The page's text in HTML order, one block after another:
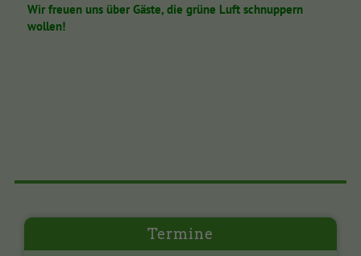
Termine
Wir freuen uns über Gäste, die grüne Luft schnuppern
wollen!